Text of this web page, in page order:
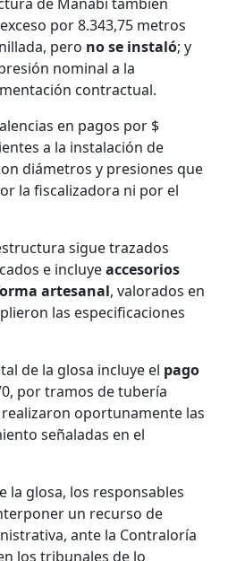
por 8.343,75 metros
pero no se instaló; y
nominal a la
contractual.
en pagos por $
a la instalación de
diámetros y presiones que
la fiscalizadora ni por el
sigue trazados
e incluyeaccesorios
artesanal, valorados en
las especificaciones
de la glosa incluye el pago
por tramos de tubería
oportunamente las
señaladas en el
la glosa, los responsables
un recurso de
ante la Contraloría
los tribunales de lo